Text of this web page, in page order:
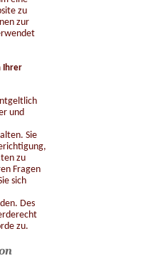
zu
zur
Ihrer
und
Sie
zu
Fragen
sich
Des
zu.